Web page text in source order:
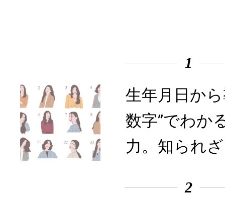
1
生年月日か
数字”でわか
力。知られ
2